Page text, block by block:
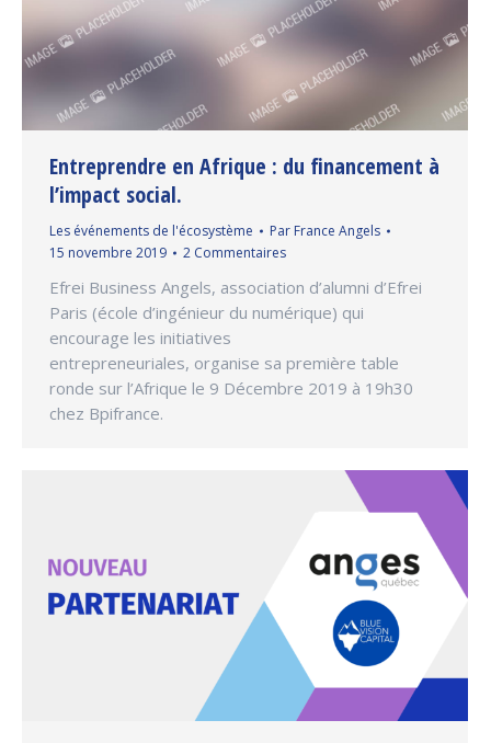
Entreprendre en Afrique : du financement à
l’impact social.
Les événements de l'écosystème Par France Angels
15 novembre 2019
2 Commentaires
Efrei Business Angels, association d’alumni d’Efrei
Paris (école d’ingénieur du numérique) qui
encourage les initiatives
entrepreneuriales, organise sa première table
ronde sur l’Afrique le 9 Décembre 2019 à 19h30
chez Bpifrance.